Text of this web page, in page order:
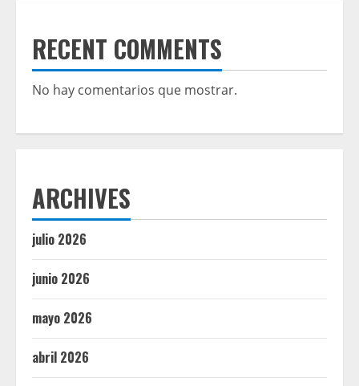
RECENT COMMENTS
No hay comentarios que mostrar.
ARCHIVES
julio 2026
junio 2026
mayo 2026
abril 2026